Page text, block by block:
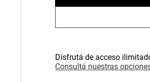
Disfrutá de acceso
Consultá nuestras